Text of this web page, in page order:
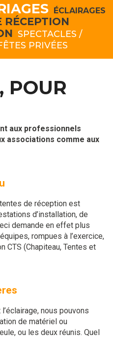
ÉCLAIRAGES
RÉCEPTION
SPECTACLES /
PRIVÉES
POUR
aux professionnels
associations comme aux
de réception est
d’installation, de
demande en effet plus
rompues à l’exercice,
CTS (Chapiteau, Tentes et
nous pouvons
de matériel ou
ou les deux réunis. Quel